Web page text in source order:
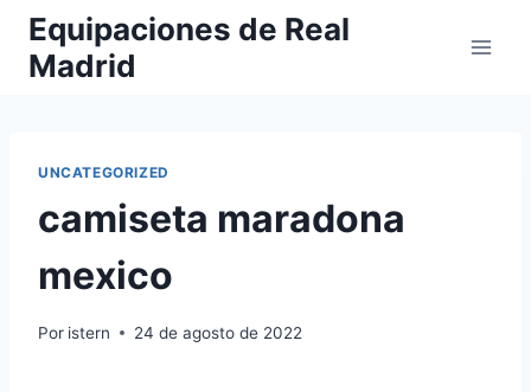
Saltar
contenido
Equipaciones de Real
Madrid
UNCATEGORIZED
camiseta maradona
mexico
Por istern 24 de agosto de 2022